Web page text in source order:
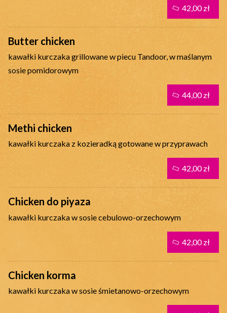
Butter chicken
kawałki kurczaka grillowane w piecu Tandoor, w maślanym
sosie pomidorowym
Methi chicken
kawałki kurczaka z kozieradką gotowane w przyprawach
Chicken do piyaza
kawałki kurczaka w sosie cebulowo-orzechowym
Chicken korma
kawałki kurczaka w sosie śmietanowo-orzechowym